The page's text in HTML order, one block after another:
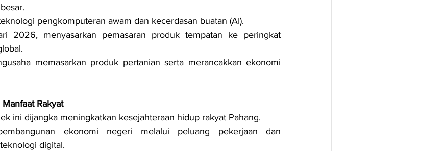
pengkomputeran awam dan kecerdasan buatan (AI).
2026, menyasarkan pemasaran produk tempatan ke peringkat
memasarkan produk pertanian serta merancakkan ekonomi
Rakyat
ini dijangka meningkatkan kesejahteraan hidup rakyat Pahang.
ekonomi negeri melalui peluang pekerjaan dan
digital.